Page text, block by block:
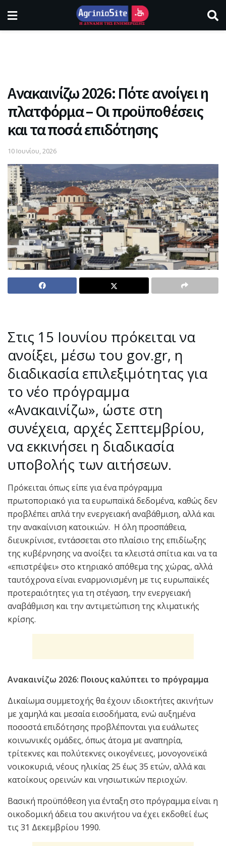
Ανακαινίζω 2026: Πότε ανοίγει η
πλατφόρμα – Οι προϋποθέσεις
και τα ποσά επιδότησης
10 Ιουνίου, 2026
Στις 15 Ιουνίου πρόκειται να
ανοίξει, μέσω του gov.gr, η
διαδικασία επιλεξιμότητας για
το νέο πρόγραμμα
«Aνακαινίζω», ώστε στη
συνέχεια, αρχές Σεπτεμβρίου,
να εκκινήσει η διαδικασία
υποβολής των αιτήσεων.
Πρόκειται όπως είπε για ένα πρόγραμμα
πρωτοποριακό για τα ευρωπαϊκά δεδομένα, καθώς δεν
προβλέπει απλά την ενεργειακή αναβάθμιση, αλλά και
την ανακαίνιση κατοικιών. Η όλη προσπάθεια,
διευκρίνισε, εντάσσεται στο πλαίσιο της επιδίωξης
της κυβέρνησης να ανοίξει τα κλειστά σπίτια και να τα
«επιστρέψει» στο κτηριακό απόθεμα της χώρας, αλλά
ταυτόχρονα είναι εναρμονισμένη με τις ευρωπαϊκές
προτεραιότητες για τη στέγαση, την ενεργειακή
αναβάθμιση και την αντιμετώπιση της κλιματικής
κρίσης.
Ανακαινίζω 2026: Ποιους καλύπτει το πρόγραμμα
Δικαίωμα συμμετοχής θα έχουν ιδιοκτήτες ακινήτων
με χαμηλά και μεσαία εισοδήματα, ενώ αυξημένα
ποσοστά επιδότησης προβλέπονται για ευάλωτες
κοινωνικές ομάδες, όπως άτομα με αναπηρία,
τρίτεκνες και πολύτεκνες οικογένειες, μονογονεϊκά
νοικοκυριά, νέους ηλικίας 25 έως 35 ετών, αλλά και
κατοίκους ορεινών και νησιωτικών περιοχών.
Βασική προϋπόθεση για ένταξη στο πρόγραμμα είναι η
οικοδομική άδεια του ακινήτου να έχει εκδοθεί έως
τις 31 Δεκεμβρίου 1990.